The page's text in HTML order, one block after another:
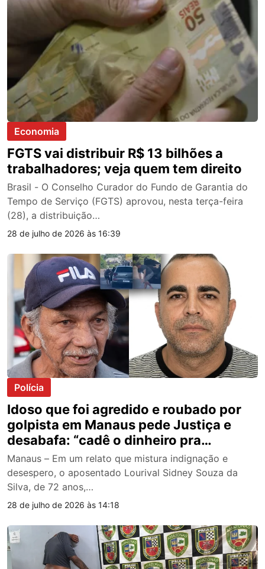
Economia
FGTS vai distribuir R$ 13 bilhões a
trabalhadores; veja quem tem direito
Brasil - O Conselho Curador do Fundo de Garantia do
Tempo de Serviço (FGTS) aprovou, nesta terça-feira
(28), a distribuição…
28 de julho de 2026 às 16:39
Polícia
Idoso que foi agredido e roubado por
golpista em Manaus pede Justiça e
desabafa: “cadê o dinheiro pra
comprar meu remédio?”; vídeo
Manaus – Em um relato que mistura indignação e
desespero, o aposentado Lourival Sidney Souza da
Silva, de 72 anos,…
28 de julho de 2026 às 14:18